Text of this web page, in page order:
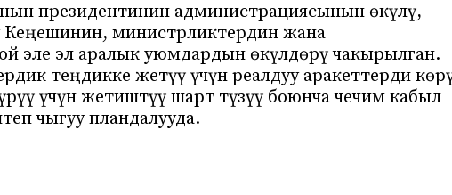
президентинин администрациясынын өкүлү,
министрликтердин жана
эле эл аралык уюмдардын өкүлдөрү чакырылган.
теңдикке жетүү үчүн реалдуу аракеттерди
үчүн жетиштүү шарт түзүү боюнча чечим кабыл
чыгуу пландалууда.